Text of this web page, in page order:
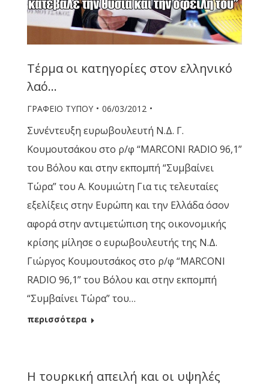
Τέρμα οι κατηγορίες στον ελληνικό
λαό…
ΓΡΑΦΕΙΟ ΤΥΠΟΥ 06/03/2012
Συνέντευξη ευρωβουλευτή Ν.Δ. Γ.
Κουμουτσάκου στο ρ/φ “MARCONI RADIO 96,1”
του Βόλου και στην εκπομπή “Συμβαίνει
Τώρα” του Α. Κουμιώτη Για τις τελευταίες
εξελίξεις στην Ευρώπη και την Ελλάδα όσον
αφορά στην αντιμετώπιση της οικονομικής
κρίσης μίλησε ο ευρωβουλευτής της Ν.Δ.
Γιώργος Κουμουτσάκος στο ρ/φ “MARCONI
RADIO 96,1” του Βόλου και στην εκπομπή
“Συμβαίνει Τώρα” του…
περισσότερα
Η τουρκική απειλή και οι υψηλές